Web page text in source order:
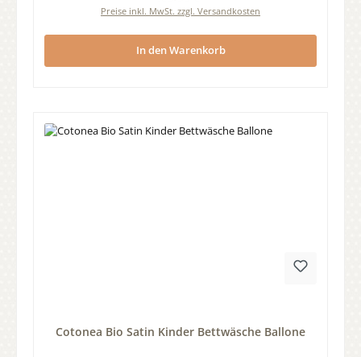
Preise inkl. MwSt. zzgl. Versandkosten
In den Warenkorb
Cotonea Bio Satin Kinder Bettwäsche Ballone